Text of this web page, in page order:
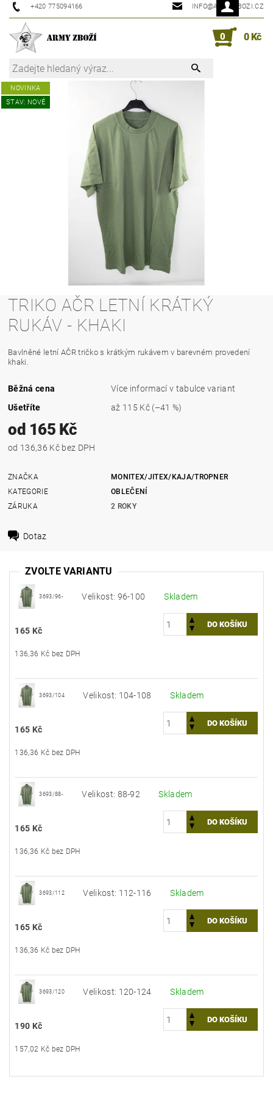
+420 775094166 INFO@ARMYZBOZI.CZ
0 0 Kč
NOVINKA
STAV: NOVÉ
TRIKO AČR LETNÍ KRÁTKÝ
RUKÁV - KHAKI
Bavlněné letní AČR tričko s krátkým rukávem v barevném provedení
khaki.
Běžná cena
Více informací v tabulce variant
Ušetříte
až 115 Kč (–41 %)
od 165 Kč
od 136,36 Kč bez DPH
ZNAČKA
MONITEX/JITEX/KAJA/TROPNER
KATEGORIE
OBLEČENÍ
ZÁRUKA
2 ROKY
Dotaz
ZVOLTE VARIANTU
3693/96- Velikost: 96-100 Skladem
165 Kč
136,36 Kč bez DPH
3693/104 Velikost: 104-108 Skladem
165 Kč
136,36 Kč bez DPH
3693/88- Velikost: 88-92 Skladem
165 Kč
136,36 Kč bez DPH
3693/112 Velikost: 112-116 Skladem
165 Kč
136,36 Kč bez DPH
3693/120 Velikost: 120-124 Skladem
190 Kč
157,02 Kč bez DPH